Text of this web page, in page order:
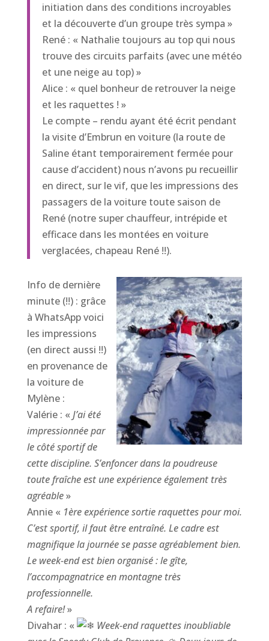
initiation dans des conditions incroyables
et la découverte d’un groupe très sympa »
René : « Nathalie toujours au top qui nous
trouve des circuits parfaits (avec une météo
et une neige au top) »
Alice : « quel bonheur de retrouver la neige
et les raquettes ! »
Le compte – rendu ayant été écrit pendant
la visite d’Embrun en voiture (la route de
Saline étant temporairement fermée pour
cause d’accident) nous n’avons pu recueillir
en direct, sur le vif, que les impressions des
passagers de la voiture toute saison de
René (notre super chauffeur, intrépide et
efficace dans les montées en voiture
verglacées, chapeau René !!).
Info de dernière
minute (!!) : grâce
à WhatsApp voici
les impressions
(en direct aussi !!)
en provenance de
la voiture de
Mylène :
Valérie : « J’ai été
impressionnée par
le côté sportif de
cette discipline. S’enfoncer dans la poudreuse
toute fraîche est une expérience également très
agréable»
Annie « 1ère expérience sortie raquettes pour moi.
C’est sportif, il faut être entraîné. Le cadre est
magnifique la journée se passe agréablement bien.
Le week-end est bien organisé : le gîte,
l’accompagnatrice en montagne très
professionnelle.
A refaire!»
Divahar : «
Week-end raquettes inoubliable